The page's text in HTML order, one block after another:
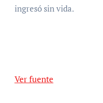
ingresó sin vida.
Ver fuente